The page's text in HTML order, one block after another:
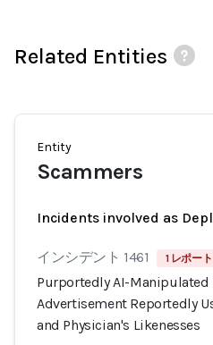
Related Entities
Entity
Scammers
Incidents involved as
インシデント 1461 1 レポート
Purportedly AI-Manipulated
Advertisement Reportedly
and Physician's Likenesses